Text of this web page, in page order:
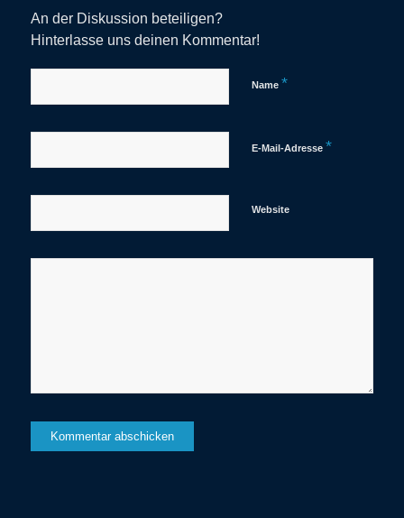
An der Diskussion beteiligen?
Hinterlasse uns deinen Kommentar!
Name *
E-Mail-Adresse *
Website